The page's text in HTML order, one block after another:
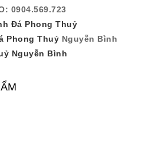
0904.569.723
Đá Phong Thuỷ
Phong Thuỷ Nguyễn Bình
Nguyễn Bình